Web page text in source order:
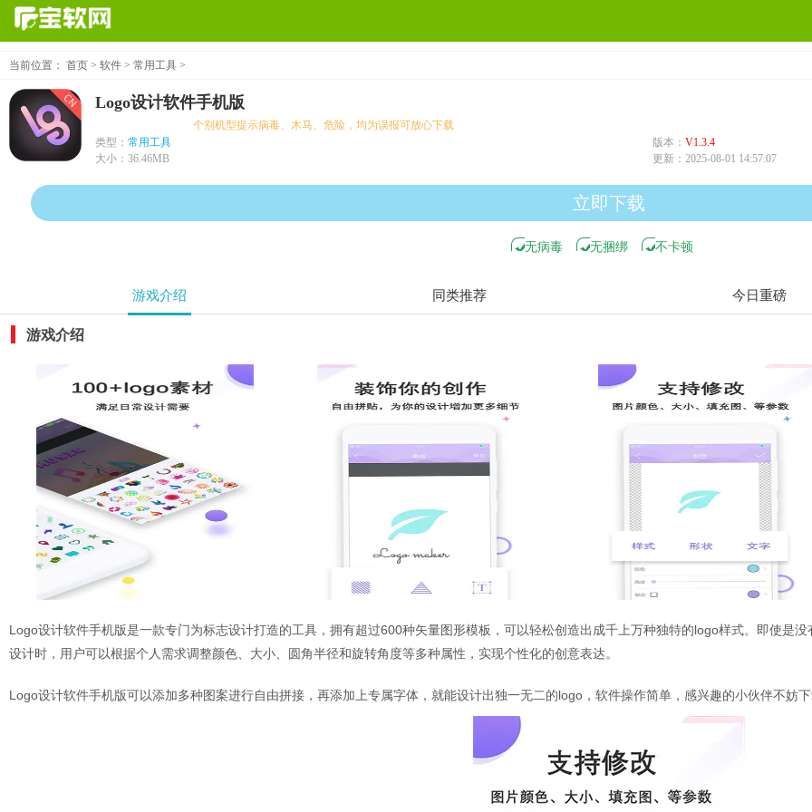
当前位置： 首页 > 软件 > 常用工具 >
Logo设计软件手机版
个别机型提示病毒、木马、危险，均为误报可放心下载
类型： 常用工具 版本： V1.3.4
大小： 36.46MB 更新： 2025-08-01 14:57:07
立即下载
无病毒 无捆绑 不卡顿
游戏介绍 同类推荐 今日重磅
游戏介绍
Logo设计软件手机版是一款专门为标志设计打造的工具，拥有超过600种矢量图形模板，可以轻松创造出成千上万种独特的logo样式。即使是
设计时，用户可以根据个人需求调整颜色、大小、圆角半径和旋转角度等多种属性，实现个性化的创意表达。
Logo设计软件手机版可以添加多种图案进行自由拼接，再添加上专属字体，就能设计出独一无二的logo，软件操作简单，感兴趣的小伙伴不妨